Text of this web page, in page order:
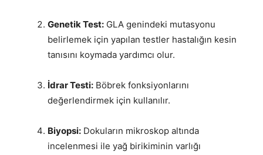
Genetik Test: GLA genindeki mutasyonu
belirlemek için yapılan testler hastalığın kesin
tanısını koymada yardımcı olur.
İdrar Testi: Böbrek fonksiyonlarını
değerlendirmek için kullanılır.
Biyopsi: Dokuların mikroskop altında
incelenmesi ile yağ birikiminin varlığı